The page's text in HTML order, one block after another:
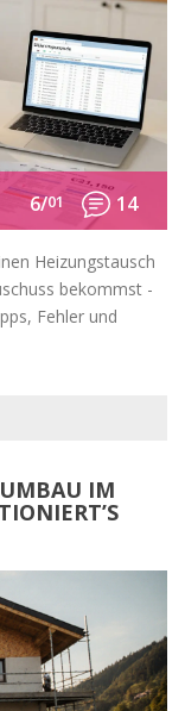
6/01 14
Heizungstausch
bekommst -
Fehler und
IM